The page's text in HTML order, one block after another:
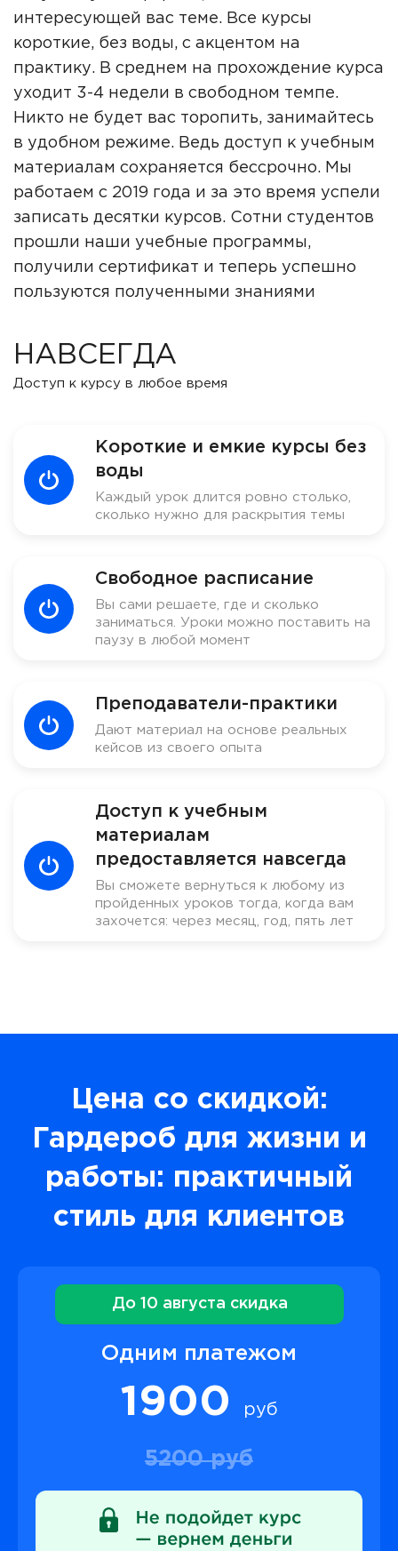
интересующей вас теме. Все курсы
короткие, без воды, с акцентом на
практику. В среднем на прохождение курса
уходит 3-4 недели в свободном темпе.
Никто не будет вас торопить, занимайтесь
в удобном режиме. Ведь доступ к учебным
материалам сохраняется бессрочно. Мы
работаем с 2019 года и за это время успели
записать десятки курсов. Сотни студентов
прошли наши учебные программы,
получили сертификат и теперь успешно
пользуются полученными знаниями
НАВСЕГДА
Доступ к курсу в любое время
Короткие и емкие курсы без
воды
Каждый урок длится ровно столько,
сколько нужно для раскрытия темы
Свободное расписание
Вы сами решаете, где и сколько
заниматься. Уроки можно поставить на
паузу в любой момент
Преподаватели-практики
Дают материал на основе реальных
кейсов из своего опыта
Доступ к учебным
материалам
предоставляется навсегда
Вы сможете вернуться к любому из
пройденных уроков тогда, когда вам
захочется: через месяц, год, пять лет
Цена со скидкой:
Гардероб для жизни и
работы: практичный
стиль для клиентов
До 10 августа скидка
Одним платежом
1900 руб
5200 руб